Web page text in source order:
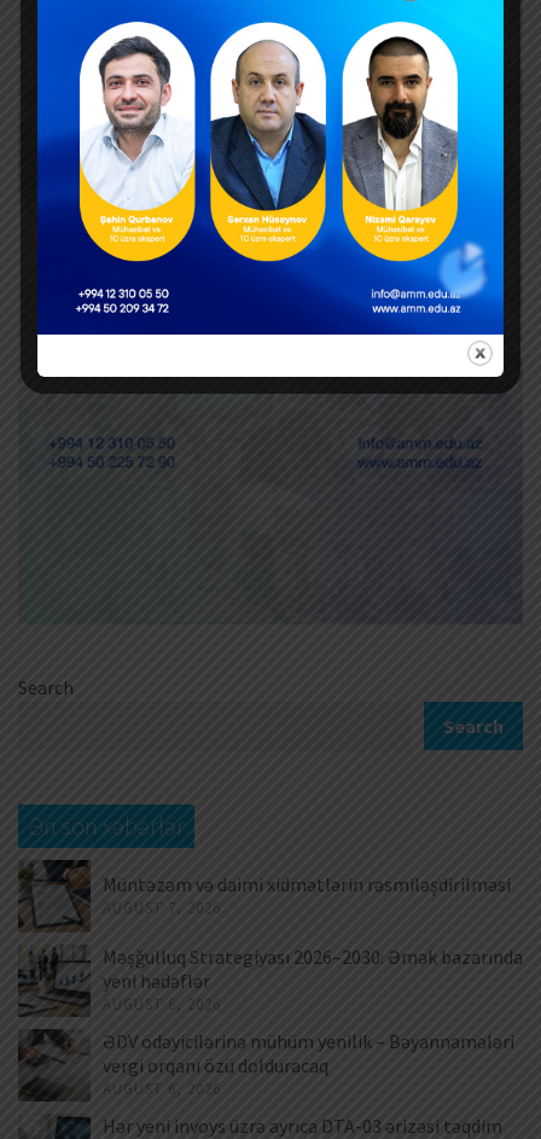
Search
Search
Ən son xəbərlər
Müntəzəm və daimi xidmətlərin rəsmiləşdirilməsi
AUGUST 7, 2026
Məşğulluq Strategiyası 2026–2030: Əmək bazarında
yeni hədəflər
AUGUST 6, 2026
ƏDV ödəyicilərinə mühüm yenilik – Bəyannamələri
vergi orqanı özü dolduracaq
AUGUST 6, 2026
Hər yeni invoys üzrə ayrıca DTA-03 ərizəsi təqdim